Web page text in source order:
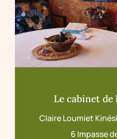
Le cabinet
Claire Loumiet
6 Impasse